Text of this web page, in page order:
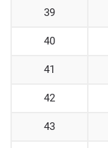
39
40
41
42
43